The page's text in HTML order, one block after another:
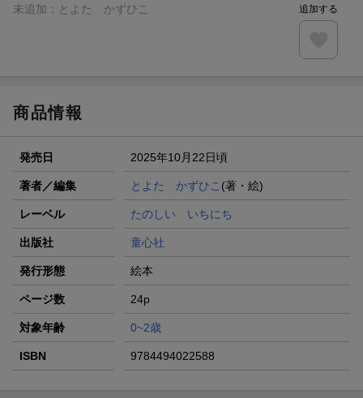
エントリー＆3,000円以上購入で無料データSIM（3GB/月プ
楽天モバイル紹介キャンペーンの拡散で300円OFFクーポン
未追加： とよた かずひこ 追加する
商品情報
発売日 2025年10月22日頃
著者／編集 とよた かずひこ (著・絵)
レーベル たのしい いちにち
出版社 童心社
発行形態 絵本
ページ数 24p
対象年齢 0~2歳
ISBN 9784494022588